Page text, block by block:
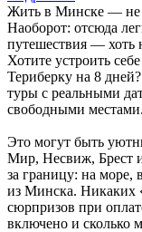
Жить в Минске — не
Наоборот: отсюда
путешествия — хоть
Хотите устроить
Териберку на 8
туры с реальными
свободными местами.
Это могут быть
Мир, Несвиж, Брест
за границу: на
из Минска. Никаких
сюрпризов при
включено и сколько